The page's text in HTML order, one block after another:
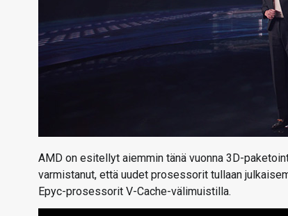
AMD on esitellyt aiemmin tänä vuonna 3D-
varmistanut, että uudet prosessorit tullaan
Epyc-prosessorit V-Cache-välimuistilla.